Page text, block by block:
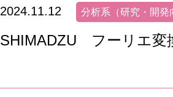
2024.11.12 分析系（研究・開発
SHIMADZU フーリエ変